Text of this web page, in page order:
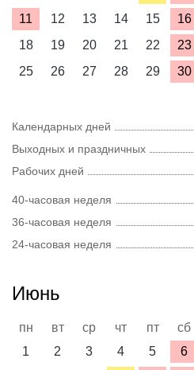
11
12 13 14 15 16
18
19 20 21 22 23
25
26 27 28 29 30
Календарных дней
Выходных и праздничных
Рабочих дней
40-часовая неделя
36-часовая неделя
24-часовая неделя
Июнь
пн вт ср чт пт сб
1
2 3 4 5 6